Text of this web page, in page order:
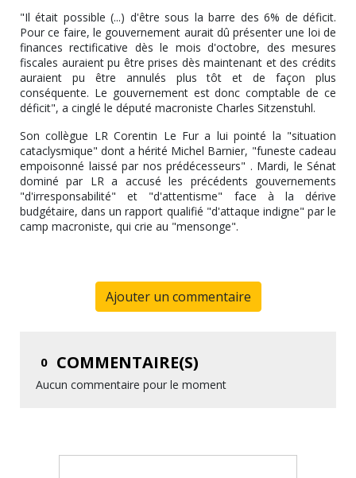
"Il était possible (...) d'être sous la barre des 6% de déficit.
Pour ce faire, le gouvernement aurait dû présenter une loi de
finances rectificative dès le mois d'octobre, des mesures
fiscales auraient pu être prises dès maintenant et des crédits
auraient pu être annulés plus tôt et de façon plus
conséquente. Le gouvernement est donc comptable de ce
déficit", a cinglé le député macroniste Charles Sitzenstuhl.
Son collègue LR Corentin Le Fur a lui pointé la "situation
cataclysmique" dont a hérité Michel Barnier, "funeste cadeau
empoisonné laissé par nos prédécesseurs" . Mardi, le Sénat
dominé par LR a accusé les précédents gouvernements
"d'irresponsabilité" et "d'attentisme" face à la dérive
budgétaire, dans un rapport qualifié "d'attaque indigne" par le
camp macroniste, qui crie au "mensonge".
Ajouter un commentaire
0 COMMENTAIRE(S)
Aucun commentaire pour le moment